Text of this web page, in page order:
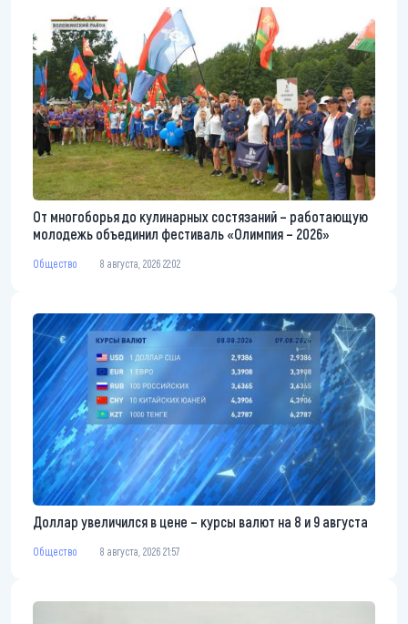
От многоборья до кулинарных состязаний – работающую
молодежь объединил фестиваль «Олимпия – 2026»
Общество 8 августа, 2026 22:02
Доллар увеличился в цене – курсы валют на 8 и 9 августа
Общество 8 августа, 2026 21:57